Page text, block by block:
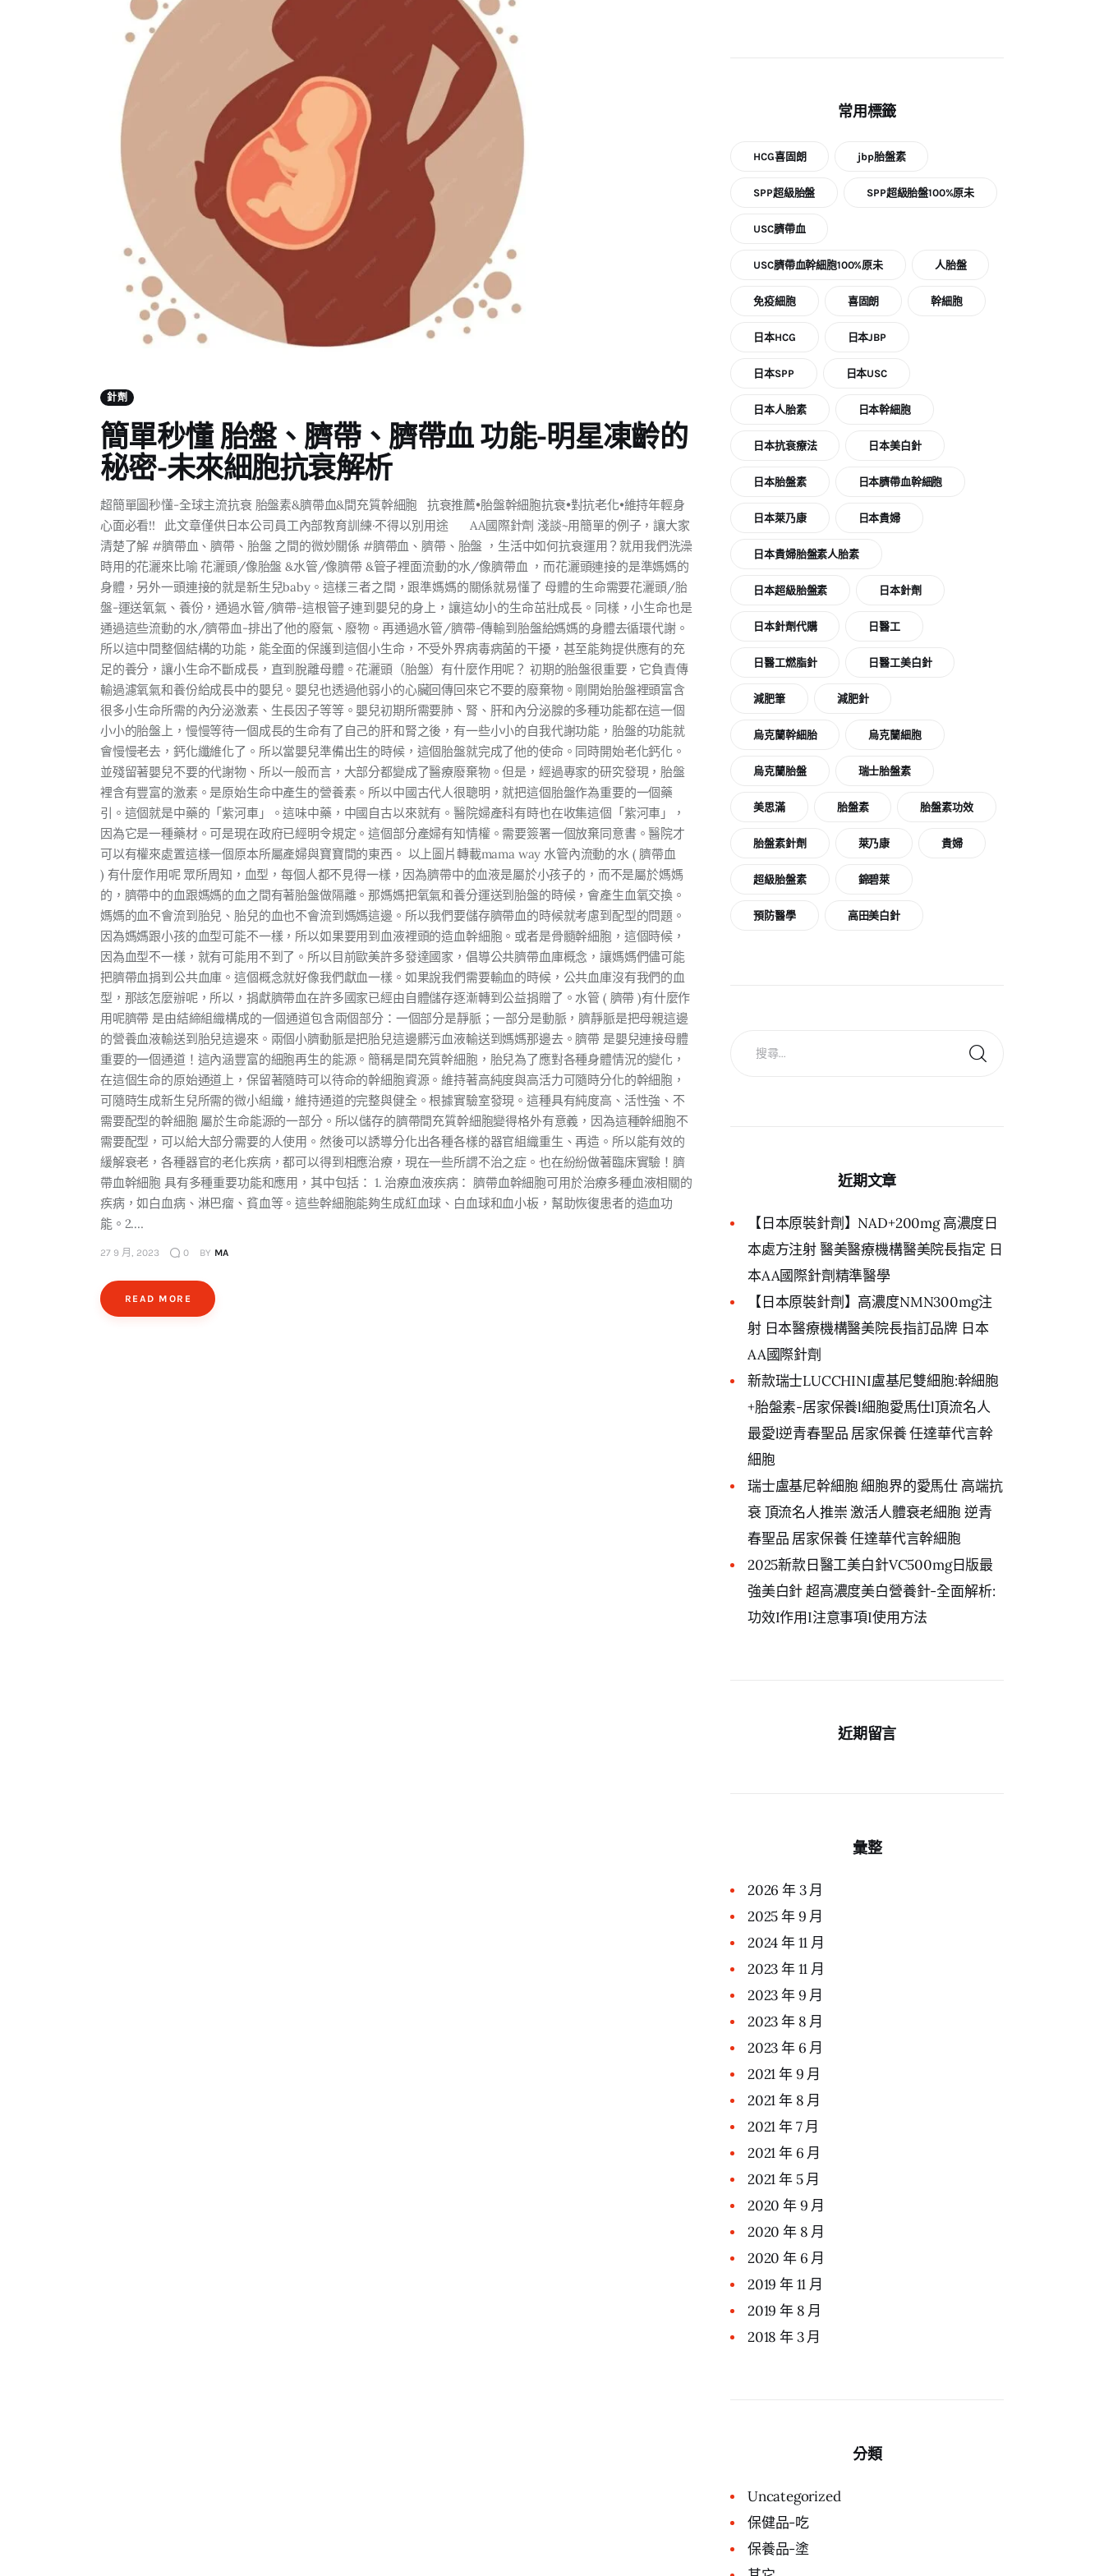
針劑
簡單秒懂 胎盤、臍帶、臍帶血 功能-明星凍齡的
秘密-未來細胞抗衰解析
超簡單圖秒懂-全球主流抗衰 胎盤素&臍帶血&間充質幹細胞 抗衰推薦•胎盤幹細胞抗衰•對抗老化•維持年輕身
心面必看!! 此文章僅供日本公司員工內部教育訓練·不得以別用途 AA國際針劑 淺談~用簡單的例子，讓大家
清楚了解 #臍帶血、臍帶、胎盤 之間的微妙關係 #臍帶血、臍帶、胎盤 ，生活中如何抗衰運用？就用我們洗澡
時用的花灑來比喻 花灑頭/像胎盤 &水管/像臍帶 &管子裡面流動的水/像臍帶血 ，而花灑頭連接的是準媽媽的
身體，另外一頭連接的就是新生兒baby。這樣三者之間，跟準媽媽的關係就易懂了 母體的生命需要花灑頭/胎
盤-運送氧氣、養份，通過水管/臍帶-這根管子連到嬰兒的身上，讓這幼小的生命茁壯成長。同樣，小生命也是
通過這些流動的水/臍帶血-排出了他的廢氣、廢物。再通過水管/臍帶-傳輸到胎盤給媽媽的身體去循環代謝。
所以這中間整個結構的功能，能全面的保護到這個小生命，不受外界病毒病菌的干擾，甚至能夠提供應有的充
足的養分，讓小生命不斷成長，直到脫離母體。花灑頭（胎盤）有什麼作用呢？ 初期的胎盤很重要，它負責傳
輸過濾氧氣和養份給成長中的嬰兒。嬰兒也透過他弱小的心臟回傳回來它不要的廢棄物。剛開始胎盤裡頭富含
很多小生命所需的內分泌激素、生長因子等等。嬰兒初期所需要肺、腎、肝和內分泌腺的多種功能都在這一個
小小的胎盤上，慢慢等待一個成長的生命有了自己的肝和腎之後，有一些小小的自我代謝功能，胎盤的功能就
會慢慢老去，鈣化纖維化了。所以當嬰兒準備出生的時候，這個胎盤就完成了他的使命。同時開始老化鈣化。
並殘留著嬰兒不要的代謝物、所以一般而言，大部分都變成了醫療廢棄物。但是，經過專家的研究發現，胎盤
裡含有豐富的激素。是原始生命中產生的營養素。所以中國古代人很聰明，就把這個胎盤作為重要的一個藥
引。這個就是中藥的「紫河車」。這味中藥，中國自古以來就有。醫院婦產科有時也在收集這個「紫河車」，
因為它是一種藥材。可是現在政府已經明令規定。這個部分產婦有知情權。需要簽署一個放棄同意書。醫院才
可以有權來處置這樣一個原本所屬產婦與寶寶間的東西。 以上圖片轉載mama way 水管內流動的水 ( 臍帶血
) 有什麼作用呢 眾所周知，血型，每個人都不見得一樣，因為臍帶中的血液是屬於小孩子的，而不是屬於媽媽
的，臍帶中的血跟媽媽的血之間有著胎盤做隔離。那媽媽把氧氣和養分運送到胎盤的時候，會產生血氧交換。
媽媽的血不會流到胎兒、胎兒的血也不會流到媽媽這邊。所以我們要儲存臍帶血的時候就考慮到配型的問題。
因為媽媽跟小孩的血型可能不一樣，所以如果要用到血液裡頭的造血幹細胞。或者是骨髓幹細胞，這個時候，
因為血型不一樣，就有可能用不到了。所以目前歐美許多發達國家，倡導公共臍帶血庫概念，讓媽媽們儘可能
把臍帶血捐到公共血庫。這個概念就好像我們獻血一樣。如果說我們需要輸血的時候，公共血庫沒有我們的血
型，那該怎麼辦呢，所以，捐獻臍帶血在許多國家已經由自體儲存逐漸轉到公益捐贈了。水管 ( 臍帶 )有什麼作
用呢臍帶 是由結締組織構成的一個通道包含兩個部分：一個部分是靜脈；一部分是動脈，臍靜脈是把母親這邊
的營養血液輸送到胎兒這邊來。兩個小臍動脈是把胎兒這邊髒污血液輸送到媽媽那邊去。臍帶 是嬰兒連接母體
重要的一個通道！這內涵豐富的細胞再生的能源。簡稱是間充質幹細胞，胎兒為了應對各種身體情況的變化，
在這個生命的原始通道上，保留著隨時可以待命的幹細胞資源。維持著高純度與高活力可隨時分化的幹細胞，
可隨時生成新生兒所需的微小組織，維持通道的完整與健全。根據實驗室發現。這種具有純度高、活性強、不
需要配型的幹細胞 屬於生命能源的一部分。所以儲存的臍帶間充質幹細胞變得格外有意義，因為這種幹細胞不
需要配型，可以給大部分需要的人使用。然後可以誘導分化出各種各樣的器官組織重生、再造。所以能有效的
緩解衰老，各種器官的老化疾病，都可以得到相應治療，現在一些所謂不治之症。也在紛紛做著臨床實驗！臍
帶血幹細胞 具有多種重要功能和應用，其中包括： 1. 治療血液疾病： 臍帶血幹細胞可用於治療多種血液相關的
疾病，如白血病、淋巴瘤、貧血等。這些幹細胞能夠生成紅血球、白血球和血小板，幫助恢復患者的造血功
能。2.…
27 9 月, 2023 0 BY MA
READ MORE
常用標籤
HCG喜固朗 jbp胎盤素
SPP超級胎盤 SPP超級胎盤100%原未
USC臍帶血
USC臍帶血幹細胞100%原未 人胎盤
免疫細胞 喜固朗 幹細胞
日本HCG 日本JBP
日本SPP 日本USC
日本人胎素 日本幹細胞
日本抗衰療法 日本美白針
日本胎盤素 日本臍帶血幹細胞
日本萊乃康 日本貴婦
日本貴婦胎盤素人胎素
日本超級胎盤素 日本針劑
日本針劑代購 日醫工
日醫工燃脂針 日醫工美白針
減肥筆 減肥針
烏克蘭幹細胎 烏克蘭細胞
烏克蘭胎盤 瑞士胎盤素
美思滿 胎盤素 胎盤素功效
胎盤素針劑 萊乃康 貴婦
超級胎盤素 錦碧萊
預防醫學 高田美白針
近期文章
【日本原裝針劑】NAD+200mg 高濃度日
本處方注射 醫美醫療機構醫美院長指定 日
本AA國際針劑精準醫學
【日本原裝針劑】高濃度NMN300mg注
射 日本醫療機構醫美院長指訂品牌 日本
AA國際針劑
新款瑞士LUCCHINI盧基尼雙細胞:幹細胞
+胎盤素-居家保養l細胞愛馬仕l頂流名人
最愛l逆青春聖品 居家保養 任達華代言幹
細胞
瑞士盧基尼幹細胞 細胞界的愛馬仕 高端抗
衰 頂流名人推崇 激活人體衰老細胞 逆青
春聖品 居家保養 任達華代言幹細胞
2025新款日醫工美白針VC500mg日版最
強美白針 超高濃度美白營養針-全面解析:
功效I作用I注意事項I使用方法
近期留言
彙整
2026 年 3 月
2025 年 9 月
2024 年 11 月
2023 年 11 月
2023 年 9 月
2023 年 8 月
2023 年 6 月
2021 年 9 月
2021 年 8 月
2021 年 7 月
2021 年 6 月
2021 年 5 月
2020 年 9 月
2020 年 8 月
2020 年 6 月
2019 年 11 月
2019 年 8 月
2018 年 3 月
分類
Uncategorized
保健品-吃
保養品-塗